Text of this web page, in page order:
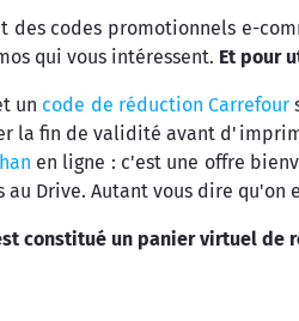
codes promotionnels e-
qui vous intéressent. Et pour
un code de réduction Carrefour
la fin de validité avant
en ligne : c'est une offre
Drive. Autant vous dire qu'on
constitué un panier virtuel